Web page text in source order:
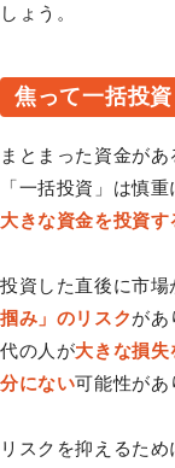
しょう。
焦って一括投
まとまった資金が
「一括投資」は慎
大きな資金を投資
投資した直後に市
掴み」のリスクがあ
代の人が大きな損
分にない可能性があ
リスクを抑えるた